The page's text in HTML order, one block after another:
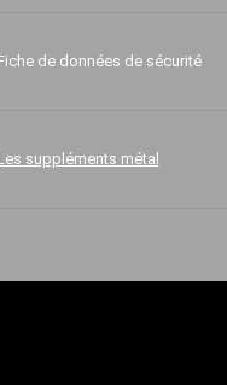
de données de sécurité
suppléments métal